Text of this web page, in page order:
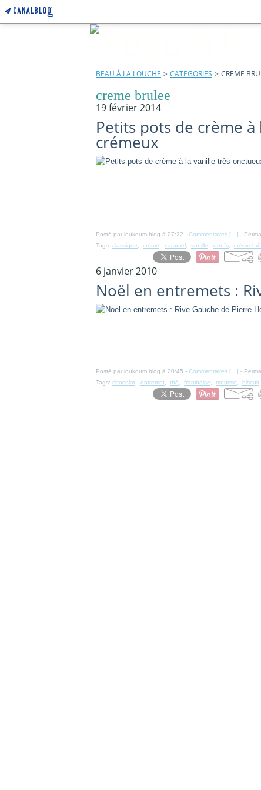
BEAU À LA LOUCHE > CATEGORIES > CREME
creme brulee
19 février 2014
Petits pots de crème
crémeux
Posté par loukoum blog à 07:22 - Commentaires [ ] -
Tags: classique crème caramel vanille oeufs crème
6 janvier 2010
Noël en entremets :
Posté par loukoum blog à 20:45 - Commentaires [ ] -
Tags: chocolat entremet thé framboise mousse biscuit